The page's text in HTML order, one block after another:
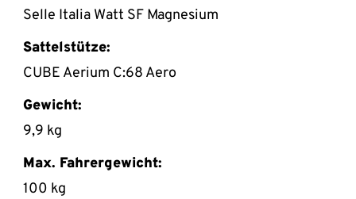
Selle Italia Watt SF Magnesium
Sattelstütze:
CUBE Aerium C:68 Aero
Gewicht:
9,9 kg
Max. Fahrergewicht:
100 kg